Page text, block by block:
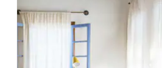
usando as seta para cima e para